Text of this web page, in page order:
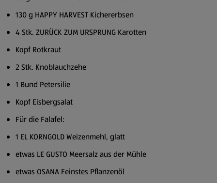
130 g HAPPY HARVEST Kichererbsen
4 Stk. ZURÜCK ZUM URSPRUNG Karotten
Kopf Rotkraut
2 Stk. Knoblauchzehe
1 Bund Petersilie
Kopf Eisbergsalat
Für die Falafel:
1 EL KORNGOLD Weizenmehl, glatt
etwas LE GUSTO Meersalz aus der Mühle
etwas OSANA Feinstes Pflanzenöl